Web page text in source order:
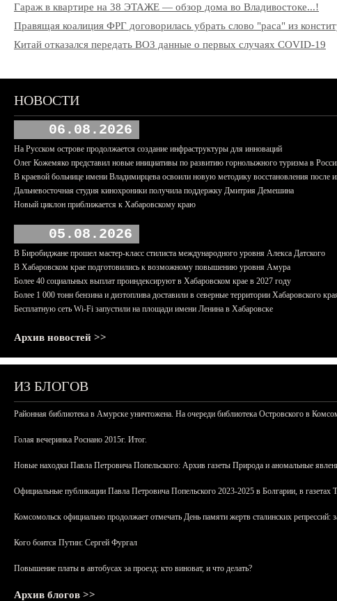
Гараж в квартире на 38 ЭТАЖЕ — обзор дома во Владивостоке...!
Правящая коалиция ФРГ договорилась убрать слово "раса" из
Китай отказался передать ВОЗ данные о первых случаях COVID-19
НОВОСТИ
06.08.2026
На Русском острове продолжается создание инфраструктуры для инноваций
Олег Кожемяко представил новые инициативы по развитию горнолыжного туризма в
В краевой больнице имени Владимирцева освоили новую методику восстановления после
Дальневосточная студия кинохроники получила поддержку Дмитрия Демешина
Новый циклон приближается к Хабаровскому краю
05.08.2026
В Биробиджане прошел мастер-класс стилиста международного уровня Алекса Датского
В Хабаровском крае подготовились к возможному повышению уровня Амура
Более 40 социальных выплат проиндексируют в Хабаровском крае в 2027 году
Более 1 000 тонн бензина и дизтоплива доставили в северные территории Хабаровского
Бесплатную сеть Wi-Fi запустили на площади имени Ленина в Хабаровске
Архив новостей >>
ИЗ БЛОГОВ
Районная библиотека в Амурске уничтожена. На очереди библиотека Островского в
Голая вечеринка Роснано 2015г. Итог.
Новые находки Павла Петровича Попельского: Архив газеты Природа и аномальные
Официальные публикации Павла Петровича Попельского 2023-2025 в Болгарии, в
Комсомольск официально продолжает отмечать День памяти жертв сталинских репрессий:
Кого боится Путин: Сергей Фургал
Повышение платы в автобусах за проезд: кто виноват, и что делать?
Архив блогов >>